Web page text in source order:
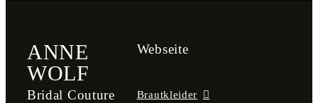
ANNE
WOLF
Bridal Couture
Webseite
Brautkleider